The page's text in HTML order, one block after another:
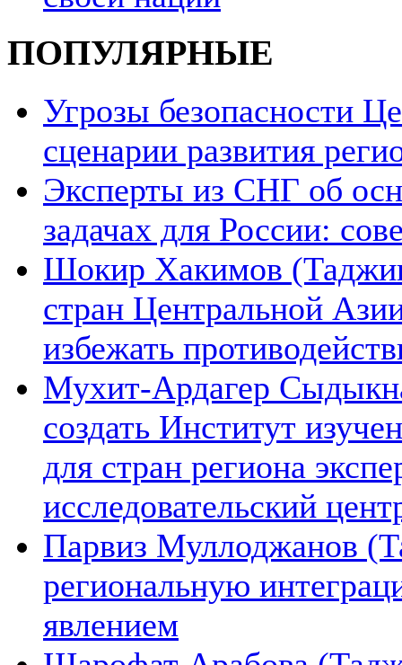
ПОПУЛЯРНЫЕ
Угрозы безопасности
сценарии развития
Эксперты из СНГ об
задачах для России:
Шокир Хакимов
стран Центральной
избежать
Мухит-Ардагер
создать Институт
для стран региона
исследовательский
Парвиз Муллоджанов
региональную
явлением